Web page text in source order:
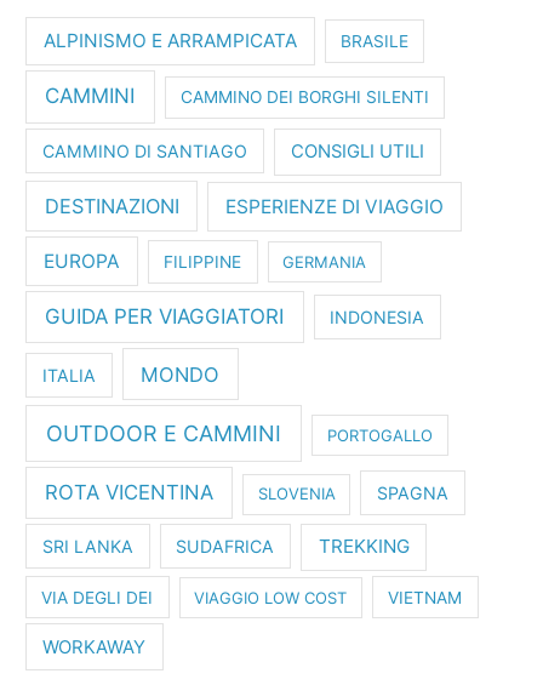
ALPINISMO E ARRAMPICATA BRASILE
CAMMINI CAMMINO DEI BORGHI SILENTI
CAMMINO DI SANTIAGO CONSIGLI UTILI
DESTINAZIONI ESPERIENZE DI VIAGGIO
EUROPA FILIPPINE GERMANIA
GUIDA PER VIAGGIATORI INDONESIA
ITALIA MONDO
OUTDOOR E CAMMINI PORTOGALLO
ROTA VICENTINA SLOVENIA SPAGNA
SRI LANKA SUDAFRICA TREKKING
VIA DEGLI DEI VIAGGIO LOW COST VIETNAM
WORKAWAY